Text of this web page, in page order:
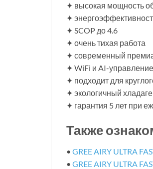
✦ высокая мощность
✦
✦ SCOP до 4.6
✦ очень тихая работа
✦ современный
✦ WiFi и AI-управление
✦ подходит для
✦ экологичный
✦ гарантия 5 лет при
Также
• GREE AIRY ULTRA
• GREE AIRY ULTRA